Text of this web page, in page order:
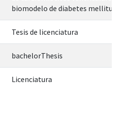
biomodelo de diabetes mellitus
Tesis de licenciatura
bachelorThesis
Licenciatura